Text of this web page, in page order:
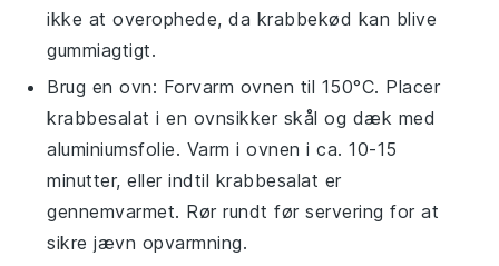
ikke at overophede, da krabbekød kan blive
gummiagtigt.
Brug enovn: Forvarm ovnen til 150°C. Placer
krabbesalat i en ovnsikker skål og dæk med
aluminiumsfolie. Varm i ovnen i ca. 10-15
minutter, eller indtil krabbesalat er
gennemvarmet. Rør rundt før servering for at
sikre jævn opvarmning.